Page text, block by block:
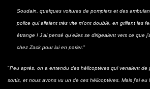
Soudain, quelques voitures de pompiers et des
police qui allaient très vite m'ont doublé, en grillant les
étrange ! J'ai pensé qu'elles se dirigeaient vers ce que
chez Zack pour lui en parler."
"Peu après, on a entendu des hélicoptères qui venaient de
sortis, et nous avons vu un de ces hélicoptères. Mais j'ai eu